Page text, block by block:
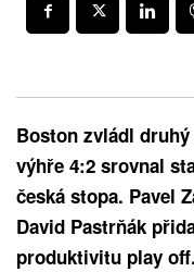
Boston zvládl
výhře 4:2 srovnal
česká stopa. Pavel
David Pastrňák
produktivitu play